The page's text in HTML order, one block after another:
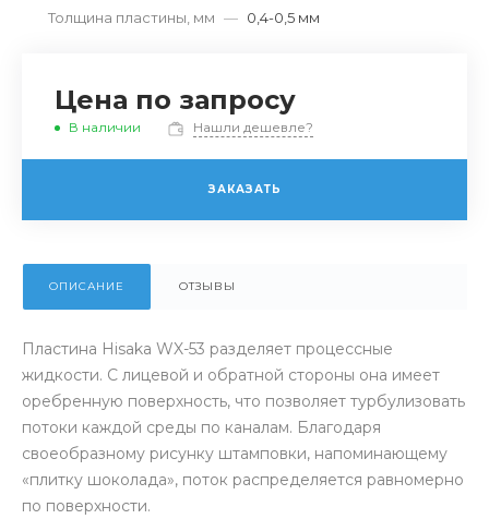
Толщина пластины, мм — 0,4-0,5 мм
Цена по запросу
В наличии Нашли дешевле?
ЗАКАЗАТЬ
ОПИСАНИЕ ОТЗЫВЫ
Пластина Hisaka WX-53 разделяет процессные
жидкости. С лицевой и обратной стороны она имеет
оребренную поверхность, что позволяет турбулизовать
потоки каждой среды по каналам. Благодаря
своеобразному рисунку штамповки, напоминающему
«плитку шоколада», поток распределяется равномерно
по поверхности.